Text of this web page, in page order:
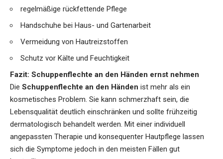
regelmäßige rückfettende Pflege
Handschuhe bei Haus- und Gartenarbeit
Vermeidung von Hautreizstoffen
Schutz vor Kälte und Feuchtigkeit
Fazit: Schuppenflechte an den Händen ernst nehmen
Die Schuppenflechte an den Händen ist mehr als ein
kosmetisches Problem. Sie kann schmerzhaft sein, die
Lebensqualität deutlich einschränken und sollte frühzeitig
dermatologisch behandelt werden. Mit einer individuell
angepassten Therapie und konsequenter Hautpflege lassen
sich die Symptome jedoch in den meisten Fällen gut